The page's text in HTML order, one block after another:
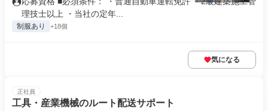
理技士以上 ・当社の定年...
制服あり +18個
気になる
正社員
工具・産業機械のルート配送サポート